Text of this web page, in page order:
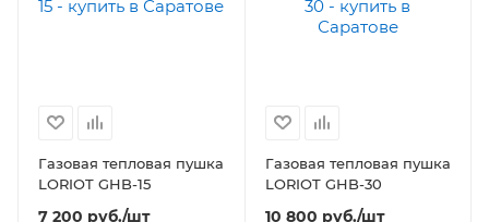
Газовая тепловая пушка
LORIOT GHB-15
7 200 руб./шт
Газовая тепловая пушка
LORIOT GHB-30
10 800 руб./шт